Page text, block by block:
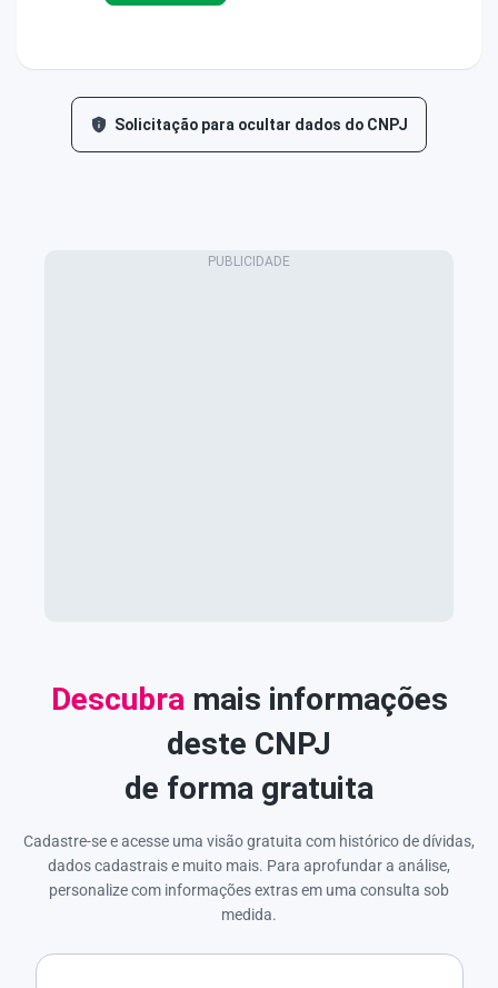
Solicitação para ocultar dados do CNPJ
Descubramais informações
deste CNPJ
de forma gratuita
Cadastre-se e acesse uma visão gratuita com histórico de dívidas,
dados cadastrais e muito mais. Para aprofundar a análise,
personalize com informações extras em uma consulta sob
medida.